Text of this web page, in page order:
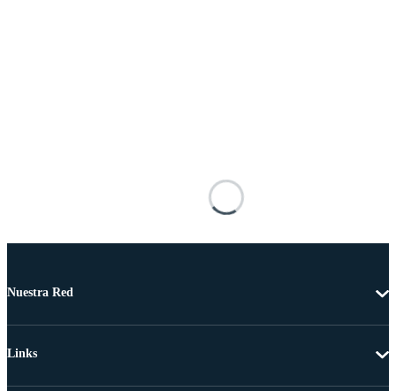
Nuestra Red
Links